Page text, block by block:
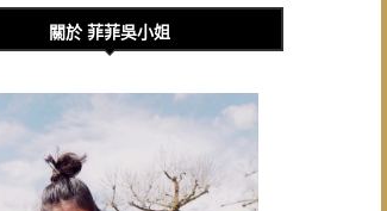
關於 菲菲吳小姐